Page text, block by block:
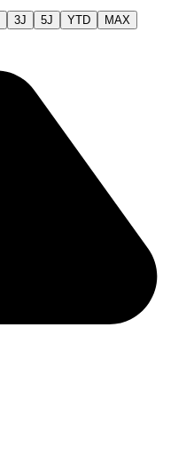
3J 5J YTD MAX